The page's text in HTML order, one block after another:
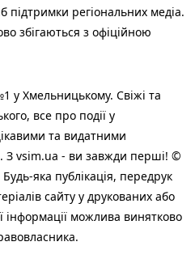
підтримки регіональних медіа.
збігаються з офіційною
у Хмельницькому. Свіжі та
все про події у
та видатними
З vsim.ua - ви завжди перші! ©
яка публiкацiя, передрук
сайту у друкованих або
інформації можлива винятково